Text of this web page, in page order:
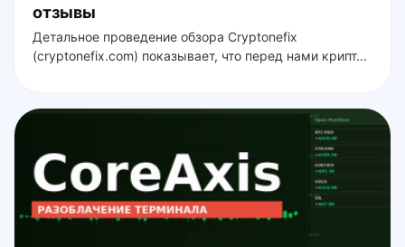
отзывы
Детальное проведение обзора Cryptonefix
(cryptonefix.com) показывает, что перед нами крипт...